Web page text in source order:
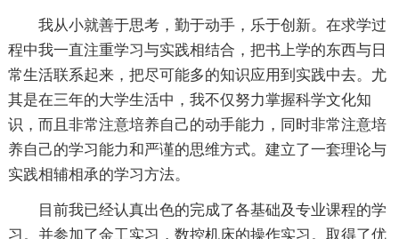
我从小就善于思考，勤于动手，乐于创新。在求学过
程中我一直注重学习与实践相结合，把书上学的东西与日
常生活联系起来，把尽可能多的知识应用到实践中去。尤
其是在三年的大学生活中，我不仅努力掌握科学文化知
识，而且非常注意培养自己的动手能力，同时非常注意培
养自己的学习能力和严谨的思维方式。建立了一套理论与
实践相辅相承的学习方法。
目前我已经认真出色的完成了各基础及专业课程的学
习。并参加了金工实习，数控机床的操作实习。取得了优